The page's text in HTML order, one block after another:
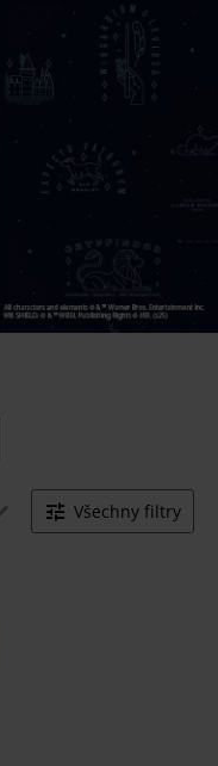
Všechny filtry